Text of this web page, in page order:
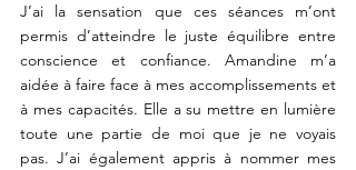
J’ai la sensation que ces séances m’ont
permis d’atteindre le juste équilibre entre
conscience et confiance. Amandine m’a
aidée à faire face à mes accomplissements et
à mes capacités. Elle a su mettre en lumière
toute une partie de moi que je ne voyais
pas. J’ai également appris à nommer mes